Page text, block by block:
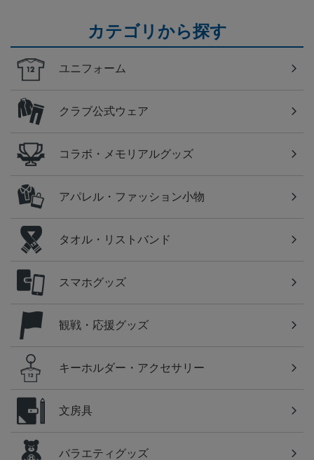
カテゴリから探す
ユニフォーム
クラブ公式ウェア
コラボ・メモリアルグッズ
アパレル・ファッション小物
タオル・リストバンド
スマホグッズ
観戦・応援グッズ
キーホルダー・アクセサリー
文房具
バラエティグッズ